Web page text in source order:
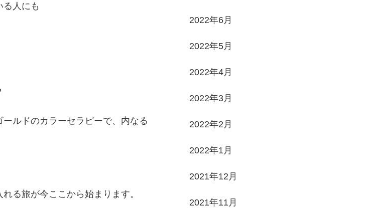
人にも
ルドのカラーセラピーで、内なる
る旅が今ここから始まります。
2022年6月
2022年5月
2022年4月
2022年3月
2022年2月
2022年1月
2021年12月
2021年11月